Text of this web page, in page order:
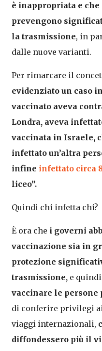
è inappropriata e
prevengono
la trasmissione, in
dalle nuove varianti.
Per rimarcare il
evidenziato un caso
vaccinato aveva
Londra, aveva
vaccinata in Israele,
infettato un’altra
infine infettato circa
liceo”.
Quindi chi infetta chi?
È ora che i governi
vaccinazione sia in
protezione
trasmissione, e
vaccinare le
di conferire privilegi
viaggi internazionali,
diffondessero più il